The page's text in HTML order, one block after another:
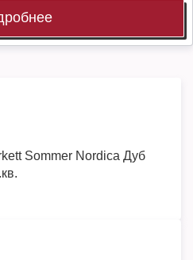
Sommer Nordica Дуб